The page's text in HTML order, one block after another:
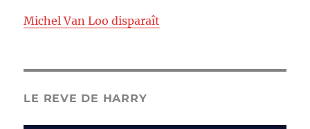
Michel Van Loo disparaît
LE REVE DE HARRY